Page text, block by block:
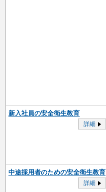
新入社員の安全衛生教育
詳細
中途採用者のための安全衛生教育
詳細